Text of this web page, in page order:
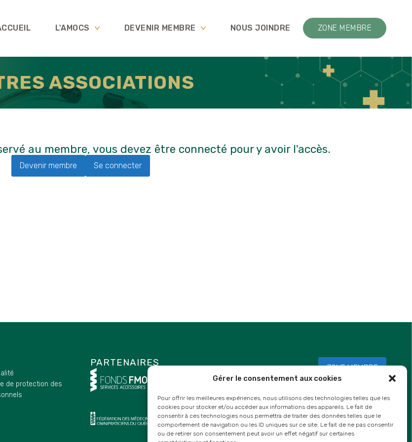
Gérer le consentement aux cookies
Pour offrir les meilleures expériences, nous utilisons des technologies telles que les
cookies pour stocker et/ou accéder aux informations des appareils. Le fait de
consentir à ces technologies nous permettra de traiter des données telles que le
comportement de navigation ou les ID uniques sur ce site. Le fait de ne pas consentir
ou de retirer son consentement peut avoir un effet négatif sur certaines
L'AMOCS DEVENIR MEMBRE NOUS JOINDRE ZONE MEMBRE
ASSOCIATIONS
au membre, vous devez être connecté pour y avoir l'accès.
Devenir membre Se connecter
de protection des
PARTENAIRES ZONE MEMBRE